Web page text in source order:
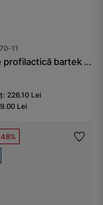
11
Încălțăminte profilactică bartek baby BARTEK 135670-11, bej
226.10 Lei
Lei
48%